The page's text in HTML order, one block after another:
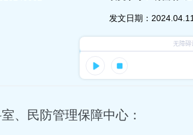
发文日期： 2024.04.11
、民防管理保障中心 ：